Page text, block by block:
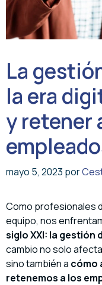
La
la era
y retener
mayo 5, 2023 por
Como profesionales
equipo, nos
siglo XXI: la gestión
cambio no solo
sino también a cómo
retenemos a los